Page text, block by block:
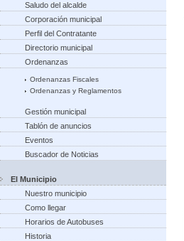
Saludo del alcalde
Corporación municipal
Perfil del Contratante
Directorio municipal
Ordenanzas
Ordenanzas Fiscales
Ordenanzas y Reglamentos
Gestión municipal
Tablón de anuncios
Eventos
Buscador de Noticias
El Municipio
Nuestro municipio
Como llegar
Horarios de Autobuses
Historia